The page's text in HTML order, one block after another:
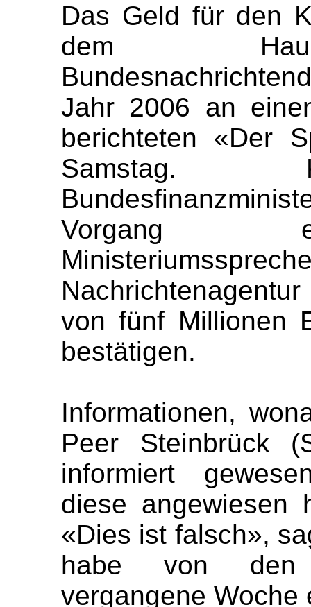
Das Geld für den
dem
Jahr 2006 an
berichteten «Der
Samstag.
Vorgang
von fünf Millionen
bestätigen.
Informationen,
Peer Steinbrück
informiert
diese angewiesen
«Dies ist falsch»,
habe von den
vergangene Woche